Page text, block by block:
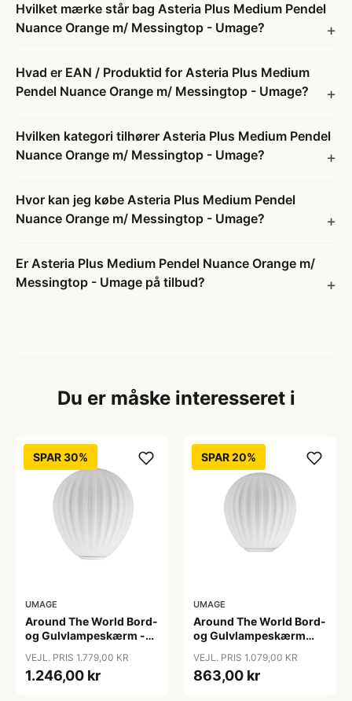
Hvilket mærke står bag Asteria Plus Medium Pendel
Nuance Orange m/ Messingtop - Umage?
Hvad er EAN / Produktid for Asteria Plus Medium
Pendel Nuance Orange m/ Messingtop - Umage?
Hvilken kategori tilhører Asteria Plus Medium Pendel
Nuance Orange m/ Messingtop - Umage?
Hvor kan jeg købe Asteria Plus Medium Pendel
Nuance Orange m/ Messingtop - Umage?
Er Asteria Plus Medium Pendel Nuance Orange m/
Messingtop - Umage på tilbud?
Du er måske interesseret i
SPAR 30%
UMAGE
Around The World Bord-
og Gulvlampeskærm -
haves
VEJL. PRIS 1.779,00 KR
1.246,00 kr
SPAR 20%
UMAGE
Around The World Bord-
og Gulvlampeskærm
VEJL. PRIS 1.079,00 KR
863,00 kr